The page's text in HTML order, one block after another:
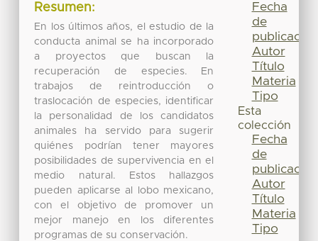
Resumen:
En los últimos años, el estudio de la
conducta animal se ha incorporado
a proyectos que buscan la
recuperación de especies. En
trabajos de reintroducción o
traslocación de especies, identificar
la personalidad de los candidatos
animales ha servido para sugerir
quiénes podrían tener mayores
posibilidades de supervivencia en el
medio natural. Estos hallazgos
pueden aplicarse al lobo mexicano,
con el objetivo de promover un
mejor manejo en los diferentes
programas de su conservación.
Fecha
de
publicación
Autor
Título
Materia
Tipo
Esta
colección
Fecha
de
publicación
Autor
Título
Materia
Tipo